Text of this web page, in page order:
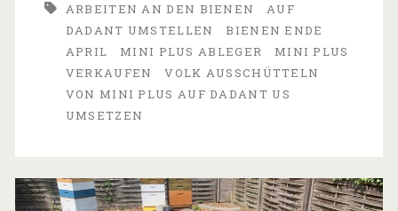
Ende
April
2021
ARBEITEN AN DEN BIENEN
AUF
DADANT UMSTELLEN
BIENEN ENDE
APRIL
MINI PLUS ABLEGER
MINI PLUS
VERKAUFEN
VOLK AUSSCHÜTTELN
VON MINI PLUS AUF DADANT US
UMSETZEN